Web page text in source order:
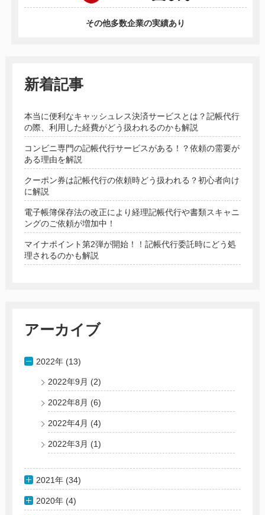
その他多数企業の実績あり
新着記事
本当に便利なキャッシュレス決済サービスとは？記帳代行
の際、利用した経費がどう扱われるのかも解説
コンビニ専門の記帳代行サービスがある！？依頼の需要が
ある理由を解説
クーポン券は記帳代行の依頼時どう扱われる？初心者向け
に解説
電子帳簿保存法の改正により経理記帳代行や書類スキャニ
ングのご依頼が増加中！
マイナポイント第2弾が開始！！記帳代行委託時にどう処
理されるのかも解説
アーカイブ
2022年 (13)
2022年9月 (2)
2022年8月 (6)
2022年4月 (4)
2022年3月 (1)
2021年 (34)
2020年 (4)